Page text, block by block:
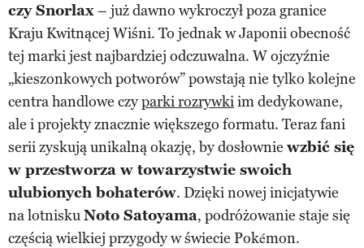
czy Snorlax– już dawno wykroczył poza granice
Kraju Kwitnącej Wiśni. To jednak w Japonii obecność
tej marki jest najbardziej odczuwalna. W ojczyźnie
„kieszonkowych potworów” powstają nie tylko kolejne
centra handlowe czyparki rozrywkiim dedykowane,
ale i projekty znacznie większego formatu. Teraz fani
serii zyskują unikalną okazję, by dosłownie wzbić się
w przestworza w towarzystwie swoich
ulubionych bohaterów. Dzięki nowej inicjatywie
na lotniskuNoto Satoyama, podróżowanie staje się
częścią wielkiej przygody w świecie Pokémon.